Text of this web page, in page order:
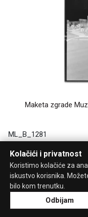
Maketa zgrade
ML_B_1281
Kolačići i privatnost
Koristimo kolačiće za
iskustvo korisnika.
bilo kom trenutku.
Odbijam